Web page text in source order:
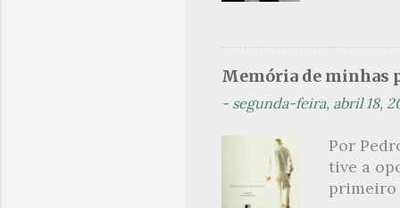
pianista,
nada
que se
conto...
Memória de minhas
- segunda-feira, abril 18,
Por
tive a
primeiro